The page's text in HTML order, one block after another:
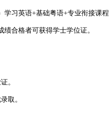
习英语+基础粤语+专业衔接课程
合格者可获得学士学位证。
。
取。